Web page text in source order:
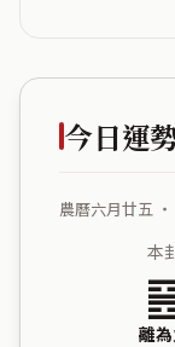
今日運
農曆六月廿五
本
離